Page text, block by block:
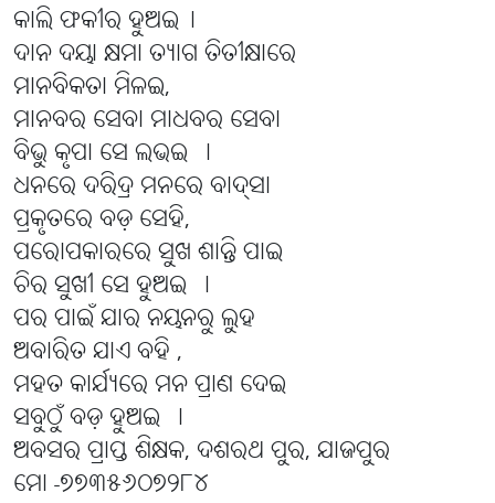
କାଲି ଫକୀର ହୁଅଇ।
ଦାନ ଦୟା କ୍ଷମା ତ୍ୟାଗ ତିତୀକ୍ଷାରେ
ମାନବିକତା ମିଳ‌ଇ,
ମାନବର ସେବା ମାଧବର ସେବା
ବିଭୁ କୃପା ସେ ଲଭ‌ଇ ।
ଧନରେ ଦରିଦ୍ର ମନରେ ବାଦ୍ସା
ପ୍ରକୃତରେ ବଡ଼ ସେହି,
ପରୋପକାରରେ ସୁଖ ଶାନ୍ତି ପାଇ
ଚିର ସୁଖୀ ସେ ହୁଅଇ ।
ପର ପାଇଁ ଯାର ନୟନରୁ ଲୁହ
ଅବାରିତ ଯାଏ ବହି ,
ମହତ କାର୍ଯ୍ୟରେ ମନ ପ୍ରାଣ ଦେଇ
ସବୁଠୁଁ ବଡ଼ ହୁଅଇ ।
ଅବସର ପ୍ରାପ୍ତ ଶିକ୍ଷକ, ଦଶରଥ ପୁର, ଯାଜପୁର
ମୋ -୭୭୩୫୬୦୭୨୮୪